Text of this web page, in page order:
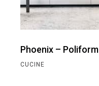
Phoenix – Poliform
CUCINE